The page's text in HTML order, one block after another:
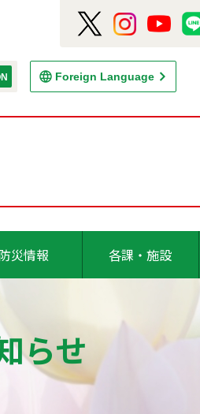
Foreign Language
防災情報 各課・施設
らせ